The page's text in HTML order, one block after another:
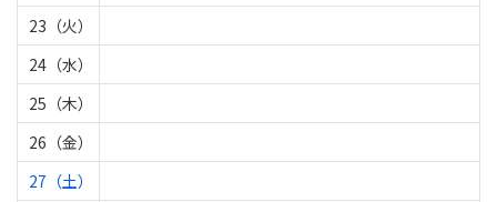
23（火）
24（水）
25（木）
26（金）
27（土）